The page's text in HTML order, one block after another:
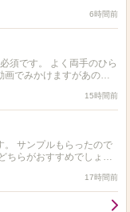
6時間前
両手のひら
画でみかけますがあのよ
15時間前
。 サンプルもらったので
ちらがおすすめでしょう
17時間前